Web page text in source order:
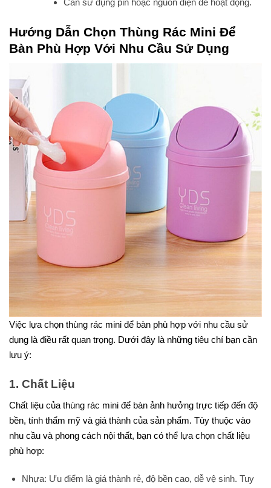
Cần sử dụng pin hoặc nguồn điện để hoạt động.
Hướng Dẫn Chọn Thùng Rác Mini Để
Bàn Phù Hợp Với Nhu Cầu Sử Dụng
Việc lựa chọn thùng rác mini để bàn phù hợp với nhu cầu sử
dụng là điều rất quan trọng. Dưới đây là những tiêu chí bạn cần
lưu ý:
1. Chất Liệu
Chất liệu của thùng rác mini để bàn ảnh hưởng trực tiếp đến độ
bền, tính thẩm mỹ và giá thành của sản phẩm. Tùy thuộc vào
nhu cầu và phong cách nội thất, bạn có thể lựa chọn chất liệu
phù hợp:
Nhựa: Ưu điểm là giá thành rẻ, độ bền cao, dễ vệ sinh. Tuy